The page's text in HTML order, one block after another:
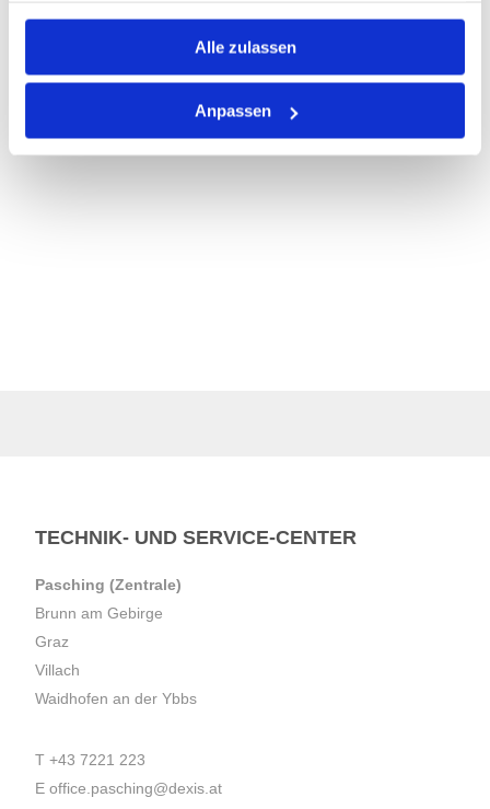
gesammelt haben.
Alle zulassen
Anpassen
TECHNIK- UND SERVICE-CENTER
Pasching (Zentrale)
Brunn am Gebirge
Graz
Villach
Waidhofen an der Ybbs
T +43 7221 223
E office.pasching@dexis.at